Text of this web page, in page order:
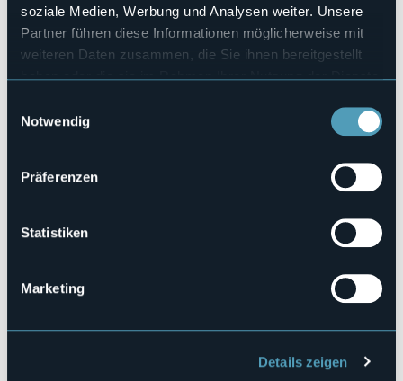
soziale Medien, Werbung und Analysen weiter. Unsere
Partner führen diese Informationen möglicherweise mit
weiteren Daten zusammen, die Sie ihnen bereitgestellt
haben oder die sie im Rahmen Ihrer Nutzung der Dienste
Notwendig
Präferenzen
Statistiken
Marketing
Details zeigen
Kongresshalle
Sì
Hallenbad
No
Anzahl der Zimmer
Anzahl der Betten
38
info@hotelalcampanile.it
http://www.hotelalcampanile.it